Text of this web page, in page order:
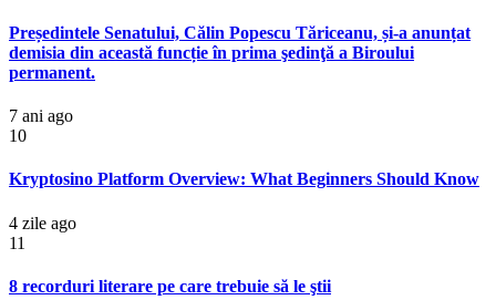
Președintele Senatului, Călin Popescu Tăriceanu, și-a anunțat
demisia din această funcție în prima şedinţă a Biroului
permanent.
7 ani ago
10
Kryptosino Platform Overview: What Beginners Should Know
4 zile ago
11
8 recorduri literare pe care trebuie să le ştii